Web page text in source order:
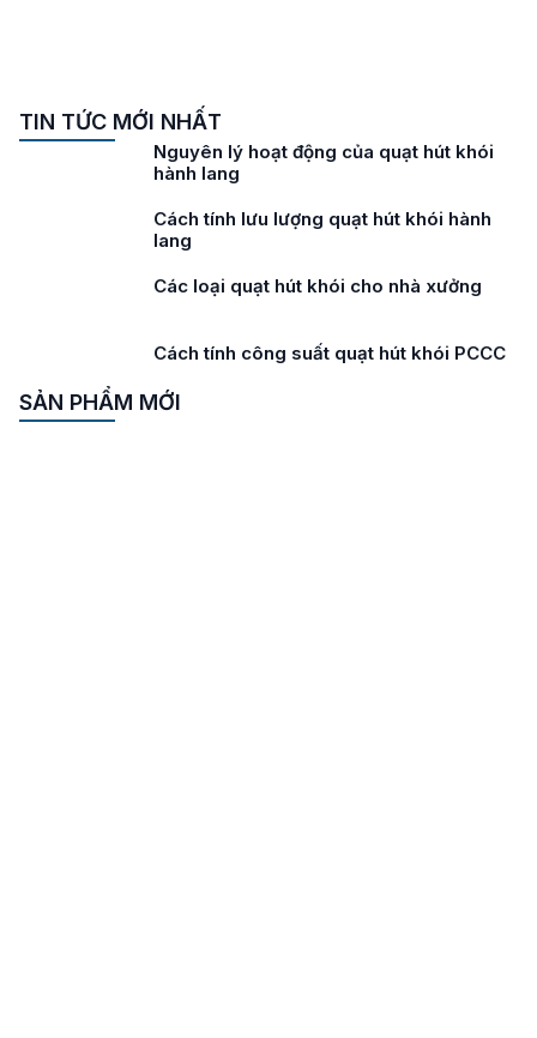
TIN TỨC MỚI NHẤT
Nguyên lý hoạt động của quạt hút khói
hành lang
Cách tính lưu lượng quạt hút khói hành
lang
Các loại quạt hút khói cho nhà xưởng
Cách tính công suất quạt hút khói PCCC
SẢN PHẨM MỚI